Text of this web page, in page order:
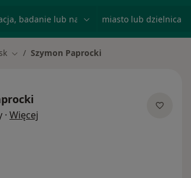
Zmień miasto
Szymon Paprocki
· Więcej